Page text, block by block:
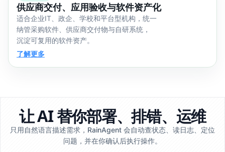
供应商交付、应用验收与软件资产化
适合企业IT、政企、学校和平台型机构，统一
纳管采购软件、供应商交付物与自研系统，
沉淀可复用的软件资产。
了解更多
让 AI 替你部署、排错、运维
只用自然语言描述需求，RainAgent 会自动查状态、读日志、定位
问题，并在你确认后执行操作。